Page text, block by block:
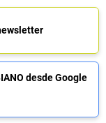
desde Google